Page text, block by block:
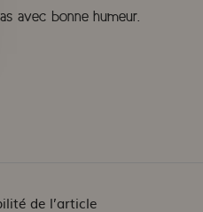
avec bonne humeur.
de l’article